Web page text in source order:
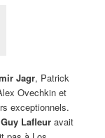
Jagr, Patrick
Ovechkin et
exceptionnels.
Guy Lafleuravait